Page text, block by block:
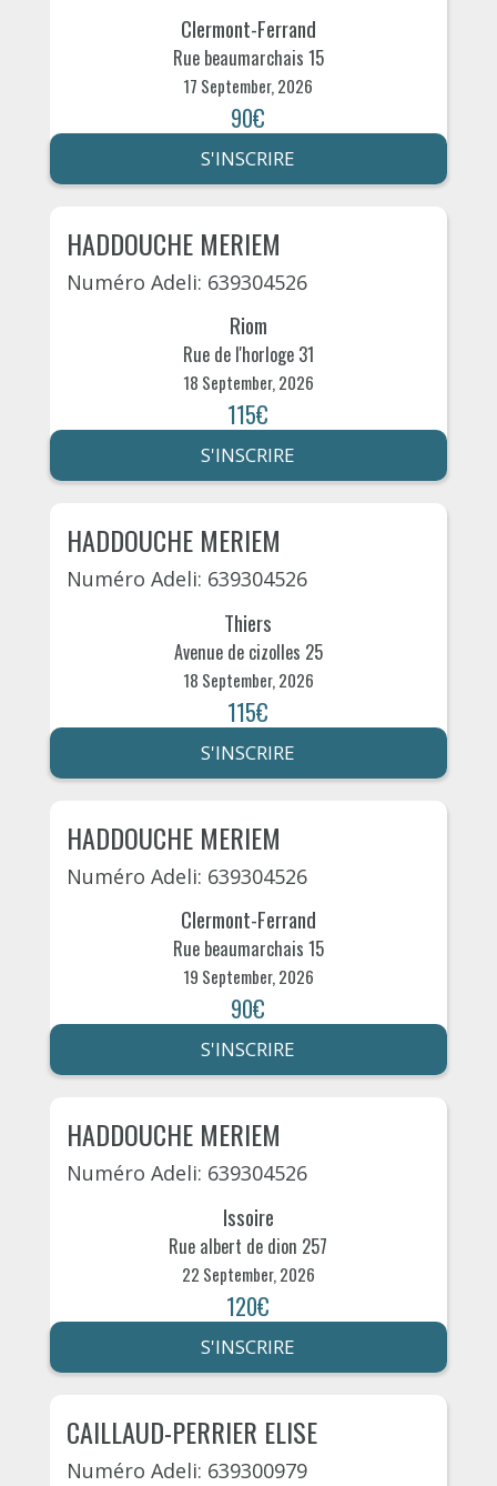
Clermont-Ferrand
Rue beaumarchais 15
17 September, 2026
90€
S'INSCRIRE
HADDOUCHE MERIEM
Numéro Adeli: 639304526
Riom
Rue de l'horloge 31
18 September, 2026
115€
S'INSCRIRE
HADDOUCHE MERIEM
Numéro Adeli: 639304526
Thiers
Avenue de cizolles 25
18 September, 2026
115€
S'INSCRIRE
HADDOUCHE MERIEM
Numéro Adeli: 639304526
Clermont-Ferrand
Rue beaumarchais 15
19 September, 2026
90€
S'INSCRIRE
HADDOUCHE MERIEM
Numéro Adeli: 639304526
Issoire
Rue albert de dion 257
22 September, 2026
120€
S'INSCRIRE
CAILLAUD-PERRIER ELISE
Numéro Adeli: 639300979